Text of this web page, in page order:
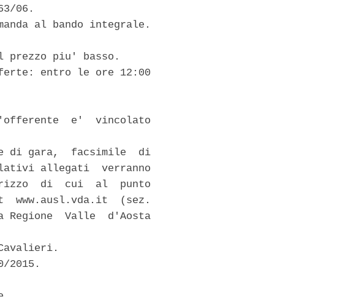
06.
al bando integrale.
prezzo piu' basso.
entro le ore 12:00
e'  vincolato
di gara,  facsimile  di
allegati  verranno
di  cui  al  punto
(sez.
Valle  d'Aosta
2015.